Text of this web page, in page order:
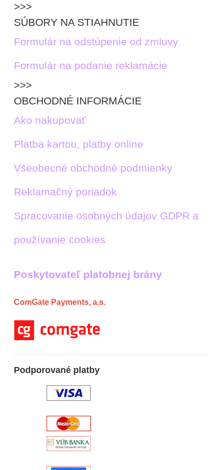
>>>
SÚBORY NA STIAHNUTIE
Formulár na odstúpenie od zmluvy
Formulár na podanie reklamácie
>>>
OBCHODNÉ INFORMÁCIE
Ako nakupovať
Platba kartou, platby online
Všeobecné obchodné podmienky
Reklamačný poriadok
Spracovanie osobných údajov GDPR a
používanie cookies
Poskytovateľ platobnej brány
ComGate Payments, a.s.
Podporované platby